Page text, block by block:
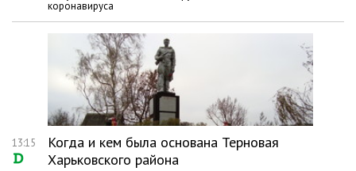
коронавируса
13:15
Когда и кем была основана Терновая
Харьковского района